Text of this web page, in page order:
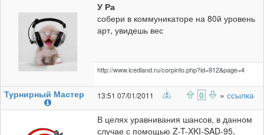
У Ра
собери в коммуникаторе на 80й уровень
арт, увидешь вес
http://www.icedland.ru/corpinfo.php?id=912&page=4
Турнирный Мастер 13:51 07/01/2011 0 » ссылка
В целях уравнивания шансов, в данном
случае с помощью Z-T-XKI-SAD-95,